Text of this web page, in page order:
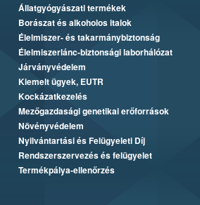
Állatgyógyászati termékek
Borászat és alkoholos italok
Élelmiszer- és takarmánybiztonság
Élelmiszerlánc-biztonsági laborhálózat
Járványvédelem
Kiemelt ügyek, EUTR
Kockázatkezelés
Mezőgazdasági genetikai erőforrások
Növényvédelem
Nyilvántartási és Felügyeleti Díj
Rendszerszervezés és felügyelet
Termékpálya-ellenőrzés